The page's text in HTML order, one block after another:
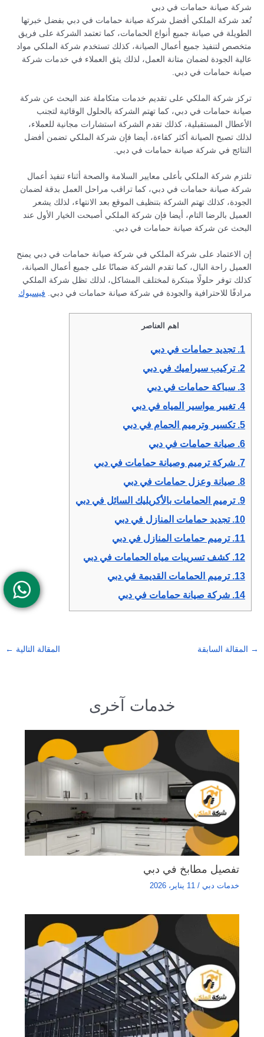
شركة صيانة حمامات في دبي
تُعد شركة الملكي أفضل شركة صيانة حمامات في دبي بفضل خبرتها
الطويلة في صيانة جميع أنواع الحمامات، كما تعتمد الشركة على فريق
متخصص لتنفيذ جميع أعمال الصيانة، كذلك تستخدم شركة الملكي مواد
عالية الجودة لضمان متانة العمل، لذلك يثق العملاء في خدمات شركة
صيانة حمامات في دبي.
تركز شركة الملكي على تقديم خدمات متكاملة عند البحث عن شركة
صيانة حمامات في دبي، كما تهتم الشركة بالحلول الوقائية لتجنب
الأعطال المستقبلية، كذلك تقدم الشركة استشارات مجانية للعملاء،
لذلك تصبح الصيانة أكثر كفاءة، أيضا فإن شركة الملكي تضمن أفضل
النتائج في شركة صيانة حمامات في دبي.
تلتزم شركة الملكي بأعلى معايير السلامة والصحة أثناء تنفيذ أعمال
شركة صيانة حمامات في دبي، كما تراقب مراحل العمل بدقة لضمان
الجودة، كذلك تهتم الشركة بتنظيف الموقع بعد الانتهاء، لذلك يشعر
العميل بالرضا التام، أيضا فإن شركة الملكي أصبحت الخيار الأول عند
البحث عن شركة صيانة حمامات في دبي.
إن الاعتماد على شركة الملكي في شركة صيانة حمامات في دبي يمنح
العميل راحة البال، كما تقدم الشركة ضمانًا على جميع أعمال الصيانة،
كذلك توفر حلولًا مبتكرة لمختلف المشاكل، لذلك تظل شركة الملكي
مرادفًا للاحترافية والجودة في شركة صيانة حمامات في دبي. فيسبوك
اهم العناصر
1. تجديد حمامات في دبي
2. تركيب سيراميك في دبي
3. سباكة حمامات في دبي
4. تغيير مواسير المياه في دبي
5. تكسير وترميم الحمام في دبي
6. صيانة حمامات في دبي
7. شركة ترميم وصيانة حمامات في دبي
8. صيانة وعزل حمامات في دبي
9. ترميم الحمامات بالأكريليك السائل في دبي
10. تجديد حمامات المنازل في دبي
11. ترميم حمامات المنازل في دبي
12. كشف تسريبات مياه الحمامات في دبي
13. ترميم الحمامات القديمة في دبي
14. شركة صيانة حمامات في دبي
→ المقالة السابقة المقالة التالية ←
خدمات آخرى
تفصيل مطابخ في دبي
خدمات دبي / 11 يناير، 2026